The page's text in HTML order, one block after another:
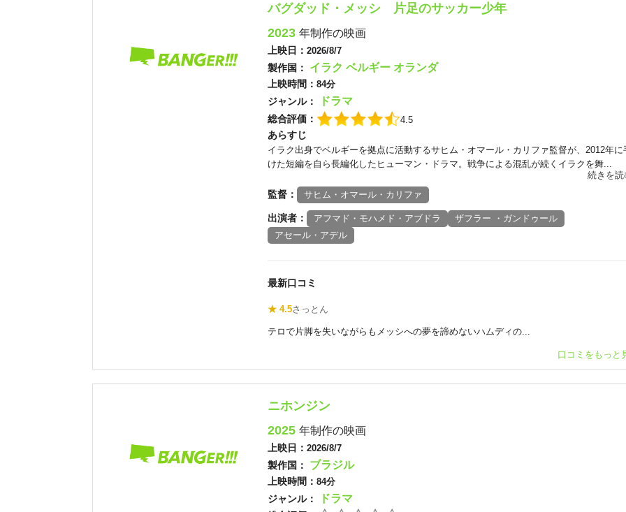
バグダッド・メッシ 片足のサッカー少年
2023 年制作の映画
上映日： 2026/8/7
製作国： イラク ベルギー オランダ
上映時間： 84分
ジャンル： ドラマ
総合評価： 4.5
あらすじ
イラク出身でベルギーを拠点に活動するサヒム・オマール・カリファ監督が、2012年に
けた短編を自ら長編化したヒューマン・ドラマ。戦争による混乱が続くイラクを舞...
続きを読
監督： サヒム・オマール・カリファ
出演者： アフマド・モハメド・アブドラ
ザフラー ・ガンドゥール
アセール・アデル
最新口コミ
★ 4.5さっとん
テロで片脚を失いながらもメッシへの夢を諦めないハムディの...
口コミをもっと
ニホンジン
2025 年制作の映画
上映日： 2026/8/7
製作国： ブラジル
上映時間： 84分
ジャンル： ドラマ